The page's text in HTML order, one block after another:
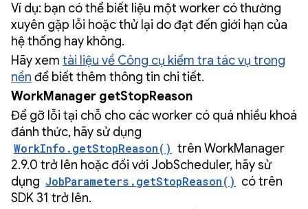
Ví dụ: bạn có thể biết liệu một worker có thường
xuyên gặp lỗi hoặc thử lại do đạt đến giới hạn của
hệ thống hay không.
Hãy xem tài liệu về Công cụ kiểm tra tác vụ trong
nền để biết thêm thông tin chi tiết.
WorkManager getStopReason
Để gỡ lỗi tại chỗ cho các worker có quá nhiều khoá
đánh thức, hãy sử dụng
WorkInfo.getStopReason() trên WorkManager
2.9.0 trở lên hoặc đối với JobScheduler, hãy sử
dụng JobParameters.getStopReason() có trên
SDK 31 trở lên.